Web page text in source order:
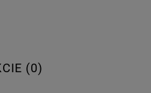
(0)